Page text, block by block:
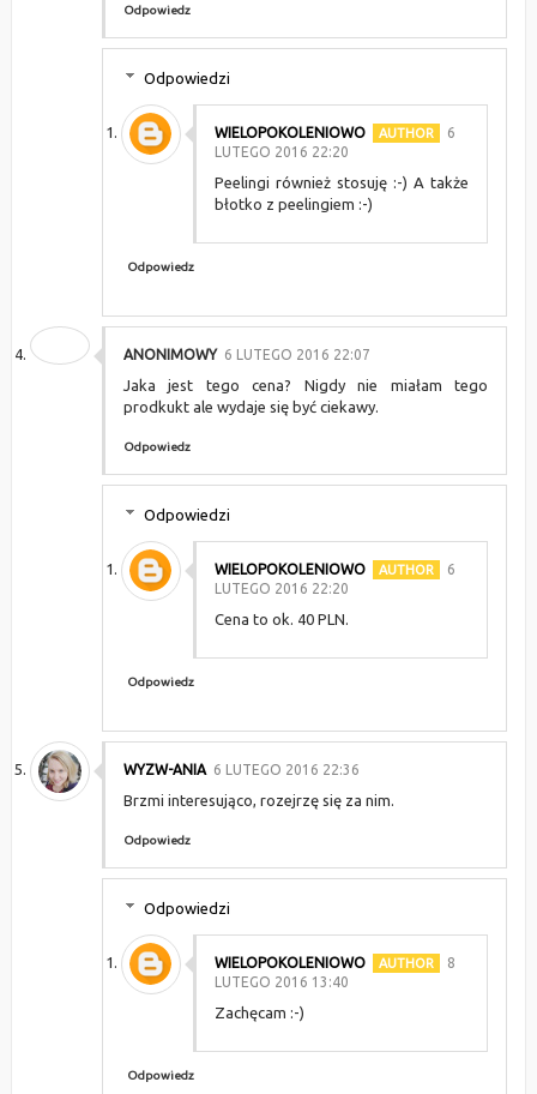
Odpowiedz
Odpowiedzi
WIELOPOKOLENIOWO
6
LUTEGO 2016 22:20
Peelingi również stosuję :-) A także
błotko z peelingiem :-)
Odpowiedz
ANONIMOWY 6 LUTEGO 2016 22:07
Jaka jest tego cena? Nigdy nie miałam tego
prodkukt ale wydaje się być ciekawy.
Odpowiedz
Odpowiedzi
WIELOPOKOLENIOWO
6
LUTEGO 2016 22:20
Cena to ok. 40 PLN.
Odpowiedz
WYZW-ANIA 6 LUTEGO 2016 22:36
Brzmi interesująco, rozejrzę się za nim.
Odpowiedz
Odpowiedzi
WIELOPOKOLENIOWO
8
LUTEGO 2016 13:40
Zachęcam :-)
Odpowiedz